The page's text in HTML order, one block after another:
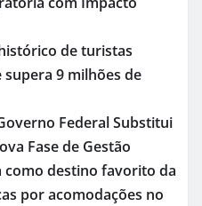
de turistas
9 milhões de
Federal Substitui
Fase de Gestão
como destino favorito da
por acomodações no